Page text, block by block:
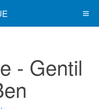
- Gentil